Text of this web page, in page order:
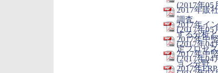
(2017年05
2017年販
調査
(2017年05
2017年イ
する分析
(2017年04
2017年中
定プロセス
(2017年04
2017年中
ョン分野
2017年